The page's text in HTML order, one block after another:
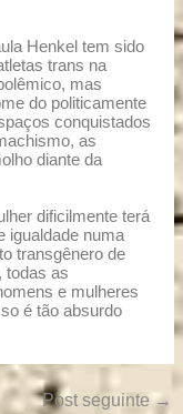
Henkel tem sido
trans na
mas
do politicamente
conquistados
as
diante da
dificilmente terá
igualdade numa
transgênero de
todas as
e mulheres
é tão absurdo
Post seguinte→